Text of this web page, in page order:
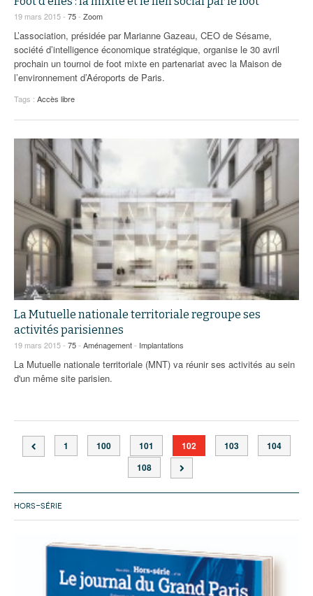
19 mars 2015 - 75- Zoom
L’association, présidée par Marianne Gazeau, CEO de Sésame,
société d’intelligence économique stratégique, organise le 30 avril
prochain un tournoi de foot mixte en partenariat avec la Maison de
l’environnement d’Aéroports de Paris.
Tags : Accès libre
La Mutuelle nationale territoriale regroupe ses
activités parisiennes
19 mars 2015 - 75- Aménagement- Implantations
La Mutuelle nationale territoriale (MNT) va réunir ses activités au sein
d'un même site parisien.
1 100 101 102 103
104
108
HORS-SÉRIE